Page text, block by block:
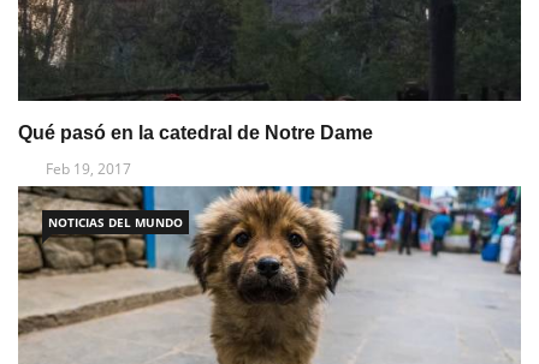
Qué pasó en la catedral de Notre Dame
Feb 19, 2017
NOTICIAS DEL MUNDO